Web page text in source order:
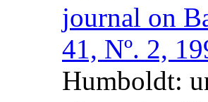
journal on
41, Nº. 2,
Humboldt: